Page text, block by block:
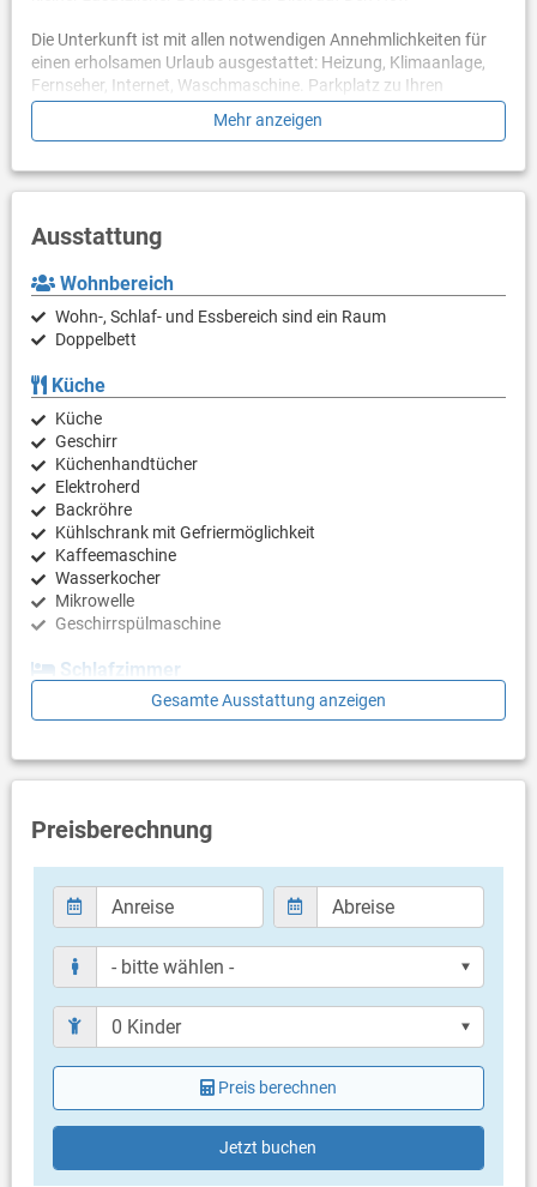
Die Unterkunft ist mit allen notwendigen Annehmlichkeiten für
einen erholsamen Urlaub ausgestattet: Heizung, Klimaanlage,
Fernseher, Internet, Waschmaschine. Parkplatz zu Ihren
Diensten.
tauchen Sie überall in die unberührte Natur ein. Erkunden Sie die
Sind Sie bereit, Ihren Traumurlaub Wirklichkeit werden zu
Mehr anzeigen
Ausstattung
Wohnbereich
Wohn-, Schlaf- und Essbereich sind ein Raum
Doppelbett
Küche
Küche
Geschirr
Küchenhandtücher
Elektroherd
Backröhre
Kühlschrank mit Gefriermöglichkeit
Kaffeemaschine
Wasserkocher
Mikrowelle
Geschirrspülmaschine
Schlafzimmer
- keine Angaben -
Bad mit WC, Dusche
Balkon & Terrasse
Weitere Informationen
Öffentlicher Parkplatz auf sonstigen Parkflächen in ca. 20
Meter Entfernung (kostenlos)
Haustier nicht erlaubt
Heizung
Klimaanlage im Preis inklusive
Bettwäsche vorhanden
Handtücher vorhanden
Fön
Gesamte Ausstattung anzeigen
Preisberechnung
Preis berechnen
Jetzt buchen